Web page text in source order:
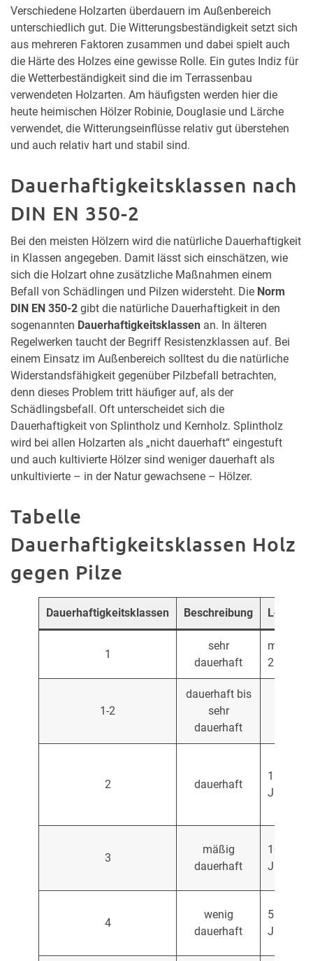
Verschiedene Holzarten überdauern im Außenbereich
unterschiedlich gut. Die Witterungsbeständigkeit setzt sich
aus mehreren Faktoren zusammen und dabei spielt auch
die Härte des Holzes eine gewisse Rolle. Ein gutes Indiz für
die Wetterbeständigkeit sind die im Terrassenbau
verwendeten Holzarten. Am häufigsten werden hier die
heute heimischen Hölzer Robinie, Douglasie und Lärche
verwendet, die Witterungseinflüsse relativ gut überstehen
und auch relativ hart und stabil sind.
Dauerhaftigkeitsklassen nach
DIN EN 350-2
Bei den meisten Hölzern wird die natürliche Dauerhaftigkeit
in Klassen angegeben. Damit lässt sich einschätzen, wie
sich die Holzart ohne zusätzliche Maßnahmen einem
Befall von Schädlingen und Pilzen widersteht. Die Norm
DIN EN 350-2 gibt die natürliche Dauerhaftigkeit in den
sogenannten Dauerhaftigkeitsklassen an. In älteren
Regelwerken taucht der Begriff Resistenzklassen auf. Bei
einem Einsatz im Außenbereich solltest du die natürliche
Widerstandsfähigkeit gegenüber Pilzbefall betrachten,
denn dieses Problem tritt häufiger auf, als der
Schädlingsbefall. Oft unterscheidet sich die
Dauerhaftigkeit von Splintholz und Kernholz. Splintholz
wird bei allen Holzarten als „nicht dauerhaft“ eingestuft
und auch kultivierte Hölzer sind weniger dauerhaft als
unkultivierte – in der Natur gewachsene – Hölzer.
Tabelle
Dauerhaftigkeitsklassen Holz
gegen Pilze
Dauerhaftigkeitsklassen Beschreibung
1
sehr
dauerhaft
25 Jahre
1-2
dauerhaft bis
sehr
dauerhaft
2 dauerhaft
15 bis 25
Jahre
3
mäßig
dauerhaft
10 bis 15
Jahre
4
wenig
dauerhaft
5 bis 10
Jahre